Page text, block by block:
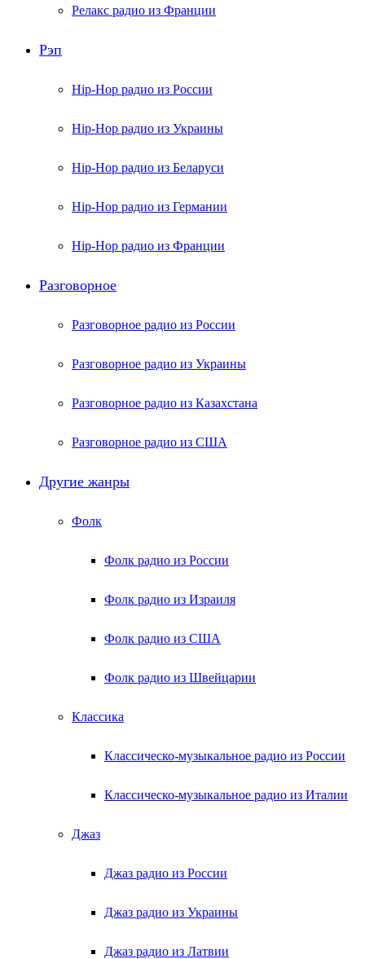
Релакс радио из Франции
Рэп
Hip-Hop радио из России
Hip-Hop радио из Украины
Hip-Hop радио из Беларуси
Hip-Hop радио из Германии
Hip-Hop радио из Франции
Разговорное
Разговорное радио из России
Разговорное радио из Украины
Разговорное радио из Казахстана
Разговорное радио из США
Другие жанры
Фолк
Фолк радио из России
Фолк радио из Израиля
Фолк радио из США
Фолк радио из Швейцарии
Классика
Классическо-музыкальное радио из России
Классическо-музыкальное радио из Италии
Джаз
Джаз радио из России
Джаз радио из Украины
Джаз радио из Латвии